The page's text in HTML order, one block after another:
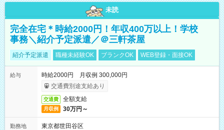
未読
完全在宅＊時給2000円！年収400万以上！学校
事務＼紹介予定派遣／＠三軒茶屋
紹介予定派遣 職種未経験OK ブランクOK WEB登録・面接OK
給与
時給2000円 月収例 300,000円
交通費別途支給あり
交通費 全額支給
月収例 30万円～
勤務地
東京都世田谷区